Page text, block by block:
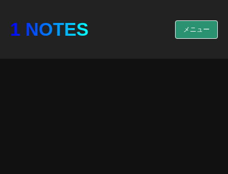
1 NOTES メニュー